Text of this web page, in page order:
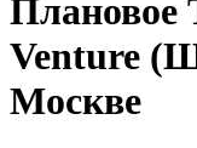
Плановое
Venture
Москве